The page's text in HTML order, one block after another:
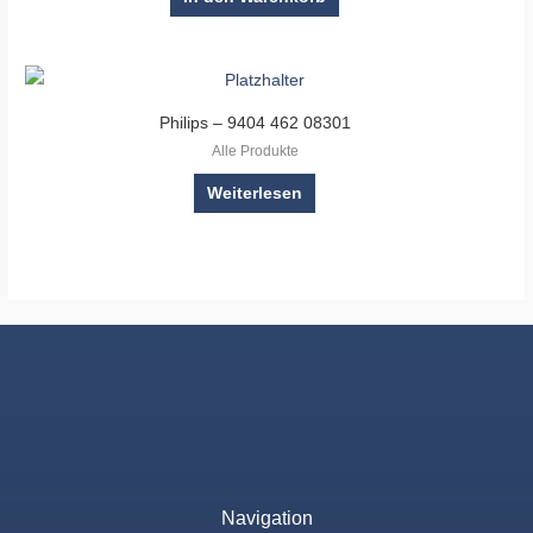
Philips – 9404 462 08301
Alle Produkte
Weiterlesen
Navigation